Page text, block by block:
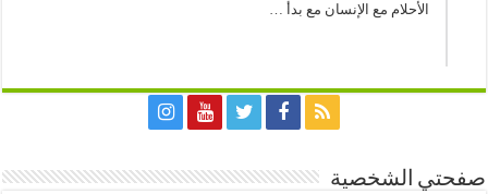
الأحلام مع الإنسان مع بدأ …
صفحتي الشخصية